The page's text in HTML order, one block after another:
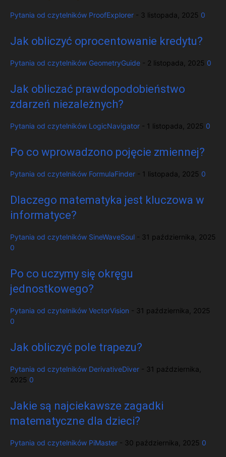
Pytania od czytelników ProofExplorer 3 listopada, 2025 0
Jak obliczyć oprocentowanie kredytu?
Pytania od czytelników GeometryGuide 2 listopada, 2025 0
Jak obliczać prawdopodobieństwo
zdarzeń niezależnych?
Pytania od czytelników LogicNavigator 1 listopada, 2025 0
Po co wprowadzono pojęcie zmiennej?
Pytania od czytelników FormulaFinder 1 listopada, 2025 0
Dlaczego matematyka jest kluczowa w
informatyce?
Pytania od czytelników SineWaveSoul
31 października, 2025
0
Po co uczymy się okręgu
jednostkowego?
Pytania od czytelników VectorVision
31 października, 2025
0
Jak obliczyć pole trapezu?
Pytania od czytelników DerivativeDiver
31 października,
2025 0
Jakie są najciekawsze zagadki
matematyczne dla dzieci?
Pytania od czytelników PiMaster 30 października, 2025 0